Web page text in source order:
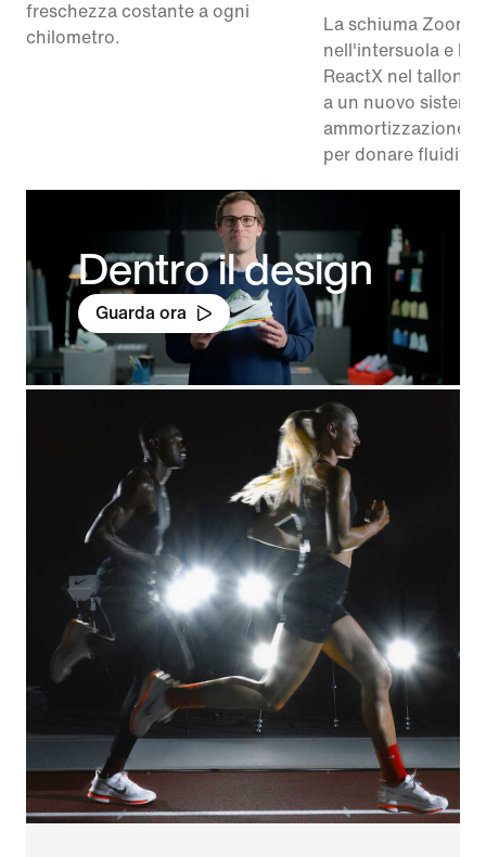
freschezza costante a ogni
chilometro.
La schiuma ZoomX
nell'intersuola e la
ReactX nel tallone
a un nuovo sistema
ammortizzazione,
per donare fluidità
Dentro il design
Guarda ora